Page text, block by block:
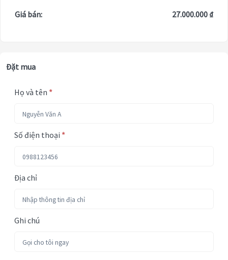
Giá bán: 27.000.000 ₫
Đặt mua
Họ và tên *
Số điện thoại *
Địa chỉ
Ghi chú